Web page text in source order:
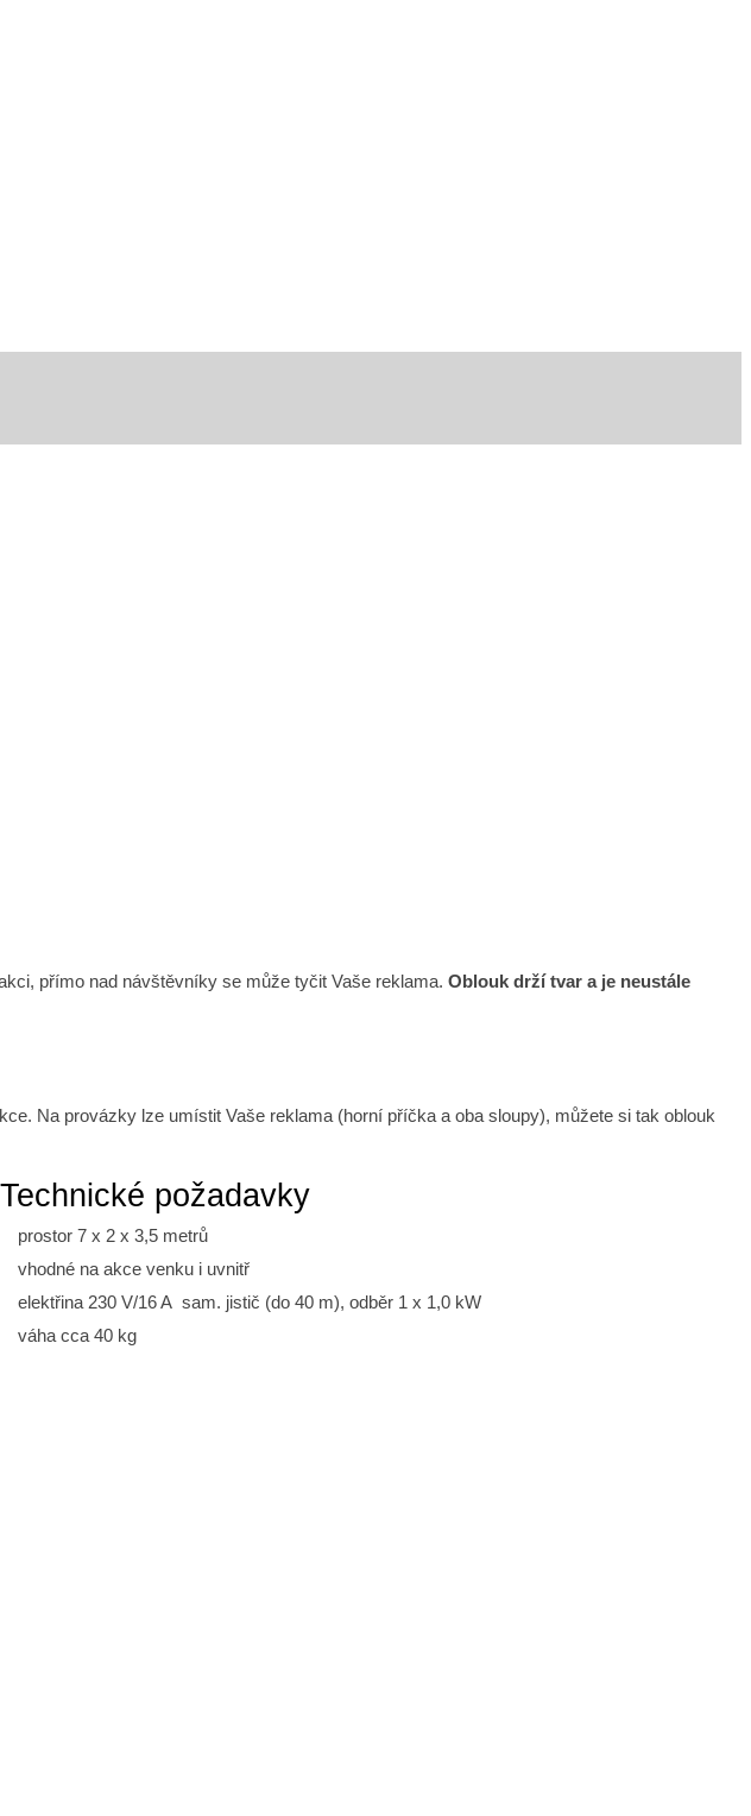
přímo nad návštěvníky se může tyčit Vaše reklama. Oblouk drží tvar a je neustále
Na provázky lze umístit Vaše reklama (horní příčka a oba sloupy), můžete si tak oblouk
Technické požadavky
prostor 7 x 2 x 3,5 metrů
vhodné na akce venku i uvnitř
elektřina 230 V/16 A sam. jistič (do 40 m), odběr 1 x 1,0 kW
váha cca 40 kg